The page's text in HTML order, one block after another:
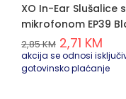
XO In-Ear Slušalice
mikrofonom EP39
2,85KM 2,71 KM
akcija se odnosi
gotovinsko plaćanje